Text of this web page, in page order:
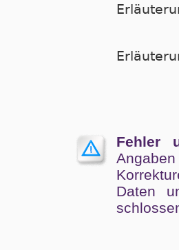
Fehler
Angaben
Da­ten